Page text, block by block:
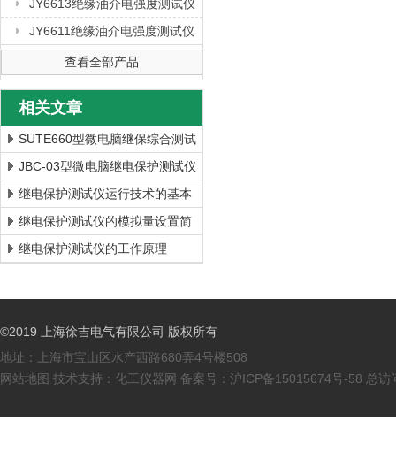
JY6613绝缘油介电强度测试仪
JY6611绝缘油介电强度测试仪
查看全部产品
相关文章
SUTE660型微电脑继保综合测试
仪 继保测试仪参数
JBC-03型微电脑继电保护测试仪
的使用注意事项
继电保护测试仪运行技术的基本
要求
继电保护测试仪的模拟量设置简
介
继电保护测试仪的工作原理
©2019 上海徐吉电气有限公司 版权所有
地址：上海市宝山区水产西路680弄4号楼508
网站地图 技术支持： 化工仪器网 备案号： 沪ICP备15015674号-58 总访